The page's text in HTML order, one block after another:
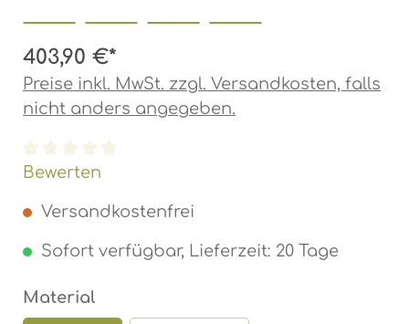
403,90 €*
Preise inkl. MwSt. zzgl. Versandkosten, falls
nicht anders angegeben.
Durchschnittliche Bewertung von 0 von 5
Bewerten
Versandkostenfrei
Sofort verfügbar, Lieferzeit: 20 Tage
Material